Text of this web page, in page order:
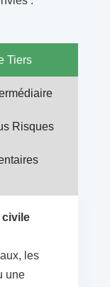
Tiers
Risques
civile
les
une